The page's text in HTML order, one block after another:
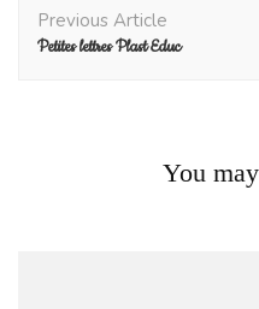
Navigation
Previous Article
Petites lettres Plast Educ
You
Production écrite: A la piscine